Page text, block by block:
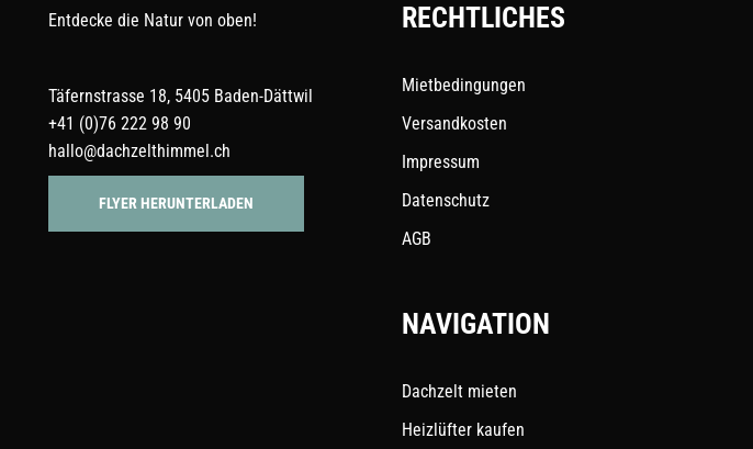
Entdecke die Natur von oben!
Täfernstrasse 18, 5405 Baden-Dättwil
+41 (0)76 222 98 90
hallo@dachzelthimmel.ch
FLYER HERUNTERLADEN
RECHTLICHES
Mietbedingungen
Versandkosten
Impressum
Datenschutz
AGB
NAVIGATION
Dachzelt mieten
Heizlüfter kaufen